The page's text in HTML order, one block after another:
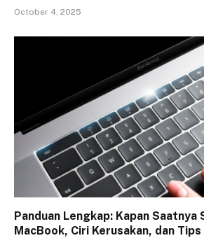
October 4, 2025
Panduan Lengkap: Kapan Saatnya
MacBook, Ciri Kerusakan, dan